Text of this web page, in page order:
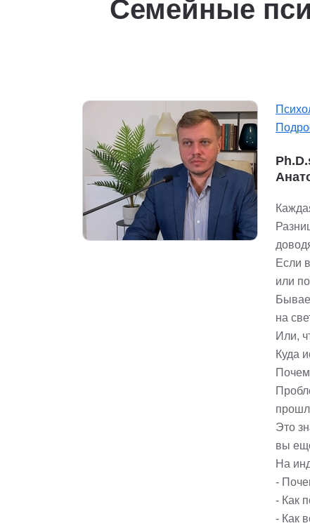
Семейные
Если
или
на
Или,
Куда
Это
вы
На
-
- Как
- Как